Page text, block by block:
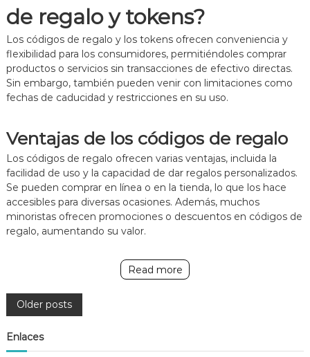
de regalo y tokens?
Los códigos de regalo y los tokens ofrecen conveniencia y
flexibilidad para los consumidores, permitiéndoles comprar
productos o servicios sin transacciones de efectivo directas.
Sin embargo, también pueden venir con limitaciones como
fechas de caducidad y restricciones en su uso.
Ventajas de los códigos de regalo
Los códigos de regalo ofrecen varias ventajas, incluida la
facilidad de uso y la capacidad de dar regalos personalizados.
Se pueden comprar en línea o en la tienda, lo que los hace
accesibles para diversas ocasiones. Además, muchos
minoristas ofrecen promociones o descuentos en códigos de
regalo, aumentando su valor.
Read more
P
o
Older posts
Enlaces